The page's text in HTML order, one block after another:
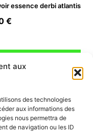
aux
des technologies
aux informations des
nous permettra de
de navigation ou les ID
essence derbi atlantis
€